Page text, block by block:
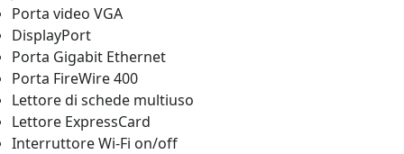
Porta video VGA
DisplayPort
Porta Gigabit Ethernet
Porta FireWire 400
Lettore di schede multiuso
Lettore ExpressCard
Interruttore Wi-Fi on/off